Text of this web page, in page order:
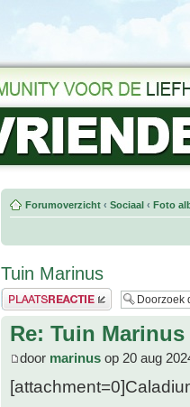
Forumoverzicht ‹ Sociaal ‹ Foto
Tuin Marinus
Plaats een reactie
Re: Tuin Marinus
door marinus op 20 aug